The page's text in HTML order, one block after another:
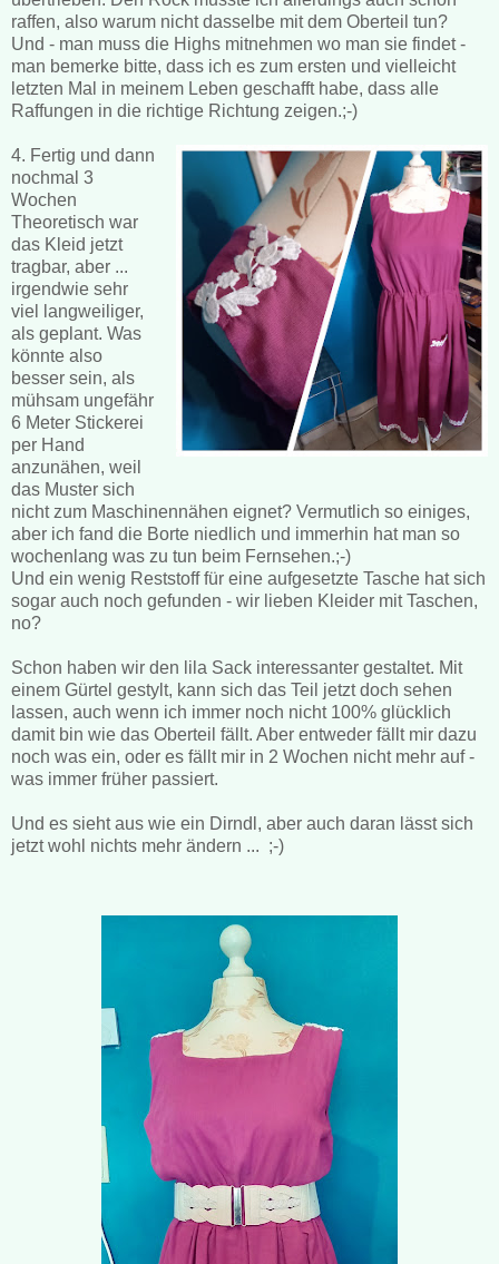
raffen, also warum nicht dasselbe mit dem Oberteil tun?
Und - man muss die Highs mitnehmen wo man sie findet -
man bemerke bitte, dass ich es zum ersten und vielleicht
letzten Mal in meinem Leben geschafft habe, dass alle
Raffungen in die richtige Richtung zeigen.;-)
4. Fertig und dann
nochmal 3
Wochen
Theoretisch war
das Kleid jetzt
tragbar, aber ...
irgendwie sehr
viel langweiliger,
als geplant. Was
könnte also
besser sein, als
mühsam ungefähr
6 Meter Stickerei
per Hand
anzunähen, weil
das Muster sich
nicht zum Maschinennähen eignet? Vermutlich so einiges,
aber ich fand die Borte niedlich und immerhin hat man so
wochenlang was zu tun beim Fernsehen.;-)
Und ein wenig Reststoff für eine aufgesetzte Tasche hat sich
sogar auch noch gefunden - wir lieben Kleider mit Taschen,
no?
Schon haben wir den lila Sack interessanter gestaltet. Mit
einem Gürtel gestylt, kann sich das Teil jetzt doch sehen
lassen, auch wenn ich immer noch nicht 100% glücklich
damit bin wie das Oberteil fällt. Aber entweder fällt mir dazu
noch was ein, oder es fällt mir in 2 Wochen nicht mehr auf -
was immer früher passiert.
Und es sieht aus wie ein Dirndl, aber auch daran lässt sich
jetzt wohl nichts mehr ändern ... ;-)